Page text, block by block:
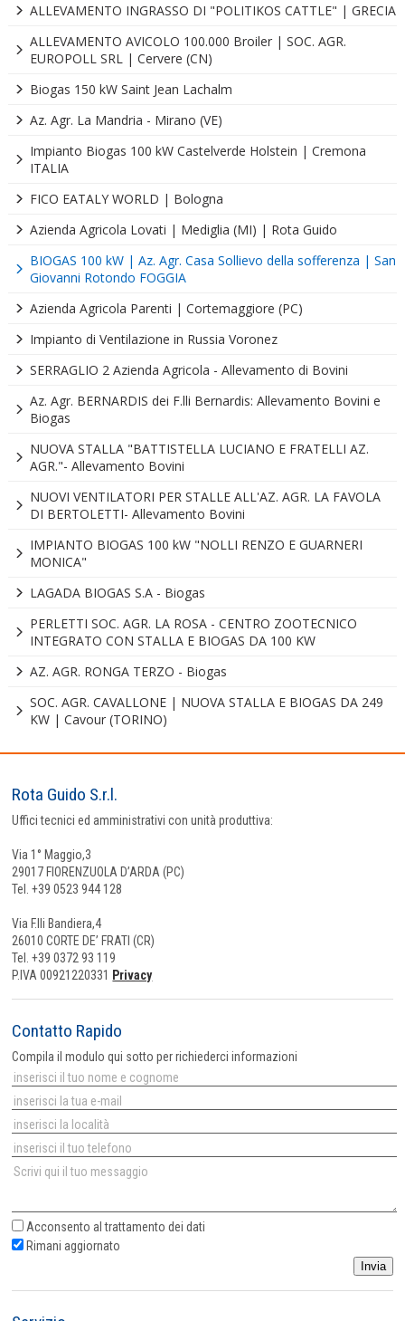
ALLEVAMENTO INGRASSO DI "POLITIKOS CATTLE" | GRECIA
ALLEVAMENTO AVICOLO 100.000 Broiler | SOC. AGR.
EUROPOLL SRL | Cervere (CN)
Biogas 150 kW Saint Jean Lachalm
Az. Agr. La Mandria - Mirano (VE)
Impianto Biogas 100 kW Castelverde Holstein | Cremona
ITALIA
FICO EATALY WORLD | Bologna
Azienda Agricola Lovati | Mediglia (MI) | Rota Guido
BIOGAS 100 kW | Az. Agr. Casa Sollievo della sofferenza | San
Giovanni Rotondo FOGGIA
Azienda Agricola Parenti | Cortemaggiore (PC)
Impianto di Ventilazione in Russia Voronez
SERRAGLIO 2 Azienda Agricola - Allevamento di Bovini
Az. Agr. BERNARDIS dei F.lli Bernardis: Allevamento Bovini e
Biogas
NUOVA STALLA "BATTISTELLA LUCIANO E FRATELLI AZ.
AGR."- Allevamento Bovini
NUOVI VENTILATORI PER STALLE ALL'AZ. AGR. LA FAVOLA
DI BERTOLETTI- Allevamento Bovini
IMPIANTO BIOGAS 100 kW "NOLLI RENZO E GUARNERI
MONICA"
LAGADA BIOGAS S.A - Biogas
PERLETTI SOC. AGR. LA ROSA - CENTRO ZOOTECNICO
INTEGRATO CON STALLA E BIOGAS DA 100 KW
AZ. AGR. RONGA TERZO - Biogas
SOC. AGR. CAVALLONE | NUOVA STALLA E BIOGAS DA 249
KW | Cavour (TORINO)
Rota Guido S.r.l.
Uffici tecnici ed amministrativi con unità produttiva:
Via 1° Maggio,3
29017 FIORENZUOLA D’ARDA (PC)
Tel. +39 0523 944 128
Via F.lli Bandiera,4
26010 CORTE DE’ FRATI (CR)
Tel. +39 0372 93 119
P.IVA 00921220331 Privacy
Contatto Rapido
Compila il modulo qui sotto per richiederci informazioni
Acconsento altrattamento dei dati
Rimani aggiornato
Invia